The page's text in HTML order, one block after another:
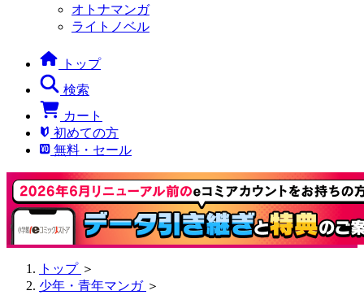
オトナマンガ
ライトノベル
トップ
検索
カート
初めての方
無料・セール
トップ ＞
少年・青年マンガ ＞